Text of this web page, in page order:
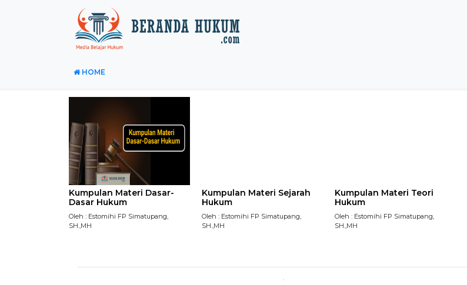
HOME
Kumpulan Materi Dasar-
Dasar Hukum
Oleh : Estomihi FP Simatupang,
SH.,MH
Kumpulan Materi Sejarah
Hukum
Oleh : Estomihi FP Simatupang,
SH.,MH
Kumpulan Materi Teori
Hukum
Oleh : Estomihi FP Simatupang,
SH.,MH